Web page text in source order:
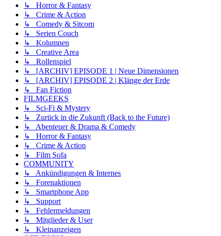
↳ Horror & Fantasy
↳ Crime & Action
↳ Comedy & Sitcom
↳ Serien Couch
↳ Kolumnen
↳ Creative Area
↳ Rollenspiel
↳ [ARCHIV] EPISODE 1 | Neue Dimensionen
↳ [ARCHIV] EPISODE 2 | Klänge der Erde
↳ Fan Fiction
FILMGEEKS
↳ Sci-Fi & Mystery
↳ Zurück in die Zukunft (Back to the Future)
↳ Abenteuer & Drama & Comedy
↳ Horror & Fantasy
↳ Crime & Action
↳ Film Sofa
COMMUNITY
↳ Ankündigungen & Internes
↳ Forenaktionen
↳ Smartphone App
↳ Support
↳ Fehlermeldungen
↳ Mitglieder & User
↳ Kleinanzeigen